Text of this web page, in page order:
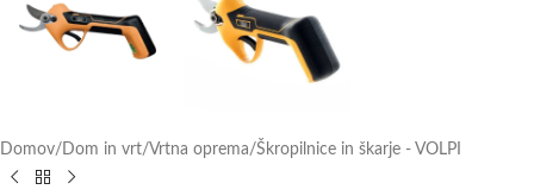
Domov/ Dom in vrt/Vrtna oprema/Škropilnice in škarje - VOLPI